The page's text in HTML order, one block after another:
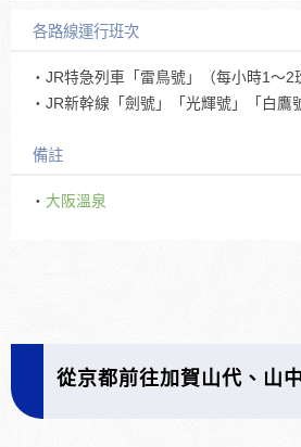
各路線運行班次
・JR特急列車「雷鳥號」（每小時1～2
・JR新幹線「劍號」「光輝號」「白鷹
備註
・ 大阪溫泉
從京都前往加賀山代、山